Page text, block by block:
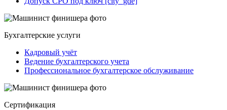
Бухгалтерские услуги
Кадровый учёт
Ведение бухгалтерского учета
Профессиональное бухгалтерское обслуживание
Сертификация